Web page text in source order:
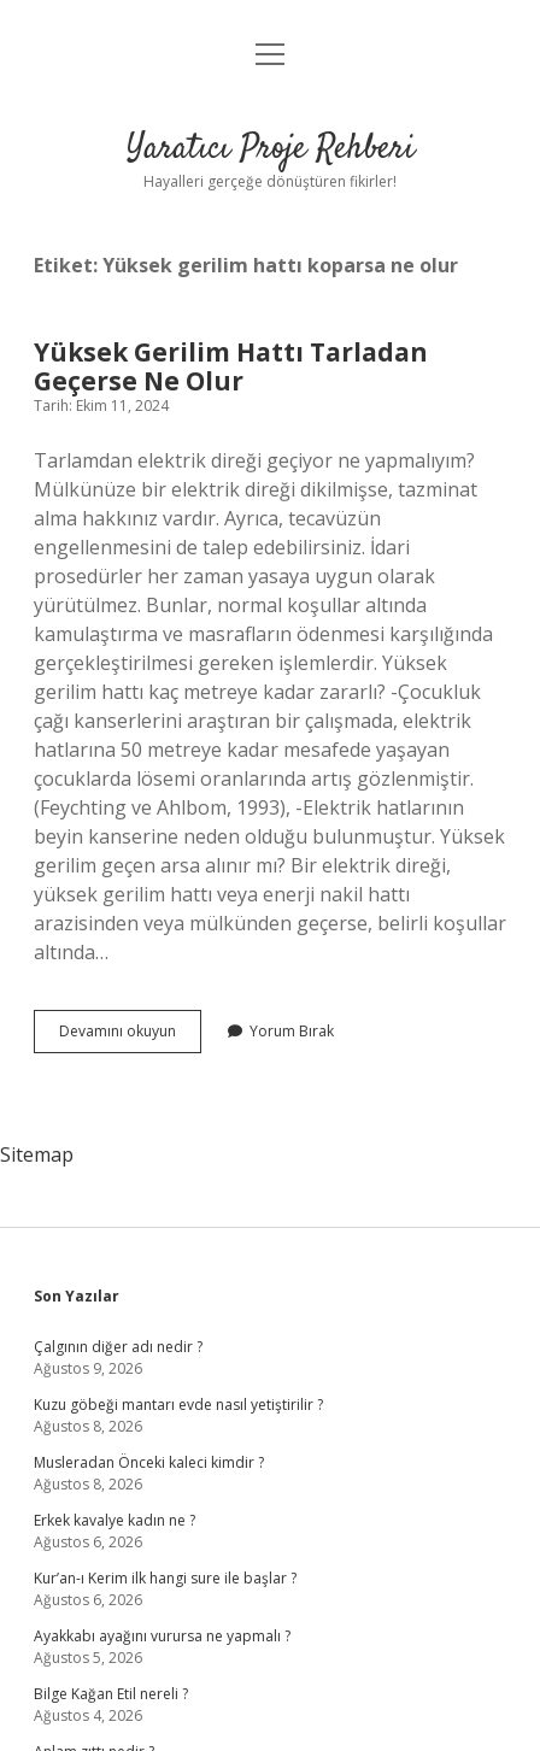
Anasayfa
Yasal Uyarı
menüyü
Yaratıcı Proje Rehberi
Hayalleri gerçeğe dönüştüren fikirler!
Etiket:Yüksek gerilim hattı koparsa ne olur
Yüksek Gerilim Hattı Tarladan
Geçerse Ne Olur
Tarih: Ekim 11, 2024
Tarlamdan elektrik direği geçiyor ne yapmalıyım?
Mülkünüze bir elektrik direği dikilmişse, tazminat
alma hakkınız vardır. Ayrıca, tecavüzün
engellenmesini de talep edebilirsiniz. İdari
prosedürler her zaman yasaya uygun olarak
yürütülmez. Bunlar, normal koşullar altında
kamulaştırma ve masrafların ödenmesi karşılığında
gerçekleştirilmesi gereken işlemlerdir. Yüksek
gerilim hattı kaç metreye kadar zararlı? -Çocukluk
çağı kanserlerini araştıran bir çalışmada, elektrik
hatlarına 50 metreye kadar mesafede yaşayan
çocuklarda lösemi oranlarında artış gözlenmiştir.
(Feychting ve Ahlbom, 1993), -Elektrik hatlarının
beyin kanserine neden olduğu bulunmuştur. Yüksek
gerilim geçen arsa alınır mı? Bir elektrik direği,
yüksek gerilim hattı veya enerji nakil hattı
arazisinden veya mülkünden geçerse, belirli koşullar
altında…
Devamını okuyun
Gerilim
Yorum Bırak
Sitemap
Sidebar
Son Yazılar
Çalgının diğer adı nedir ?
Ağustos 9, 2026
Kuzu göbeği mantarı evde nasıl yetiştirilir ?
Ağustos 8, 2026
Musleradan Önceki kaleci kimdir ?
Ağustos 8, 2026
Erkek kavalye kadın ne ?
Ağustos 6, 2026
Kur’an-ı Kerim ilk hangi sure ile başlar ?
Ağustos 6, 2026
Ayakkabı ayağını vurursa ne yapmalı ?
Ağustos 5, 2026
Bilge Kağan Etil nereli ?
Ağustos 4, 2026